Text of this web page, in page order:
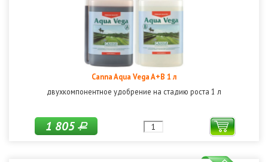
Canna Aqua Vega A+B 1 л
двухкомпонентное удобрение на стадию роста 1 л
1 805Р